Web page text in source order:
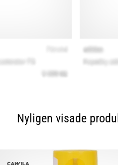
Nyligen visade